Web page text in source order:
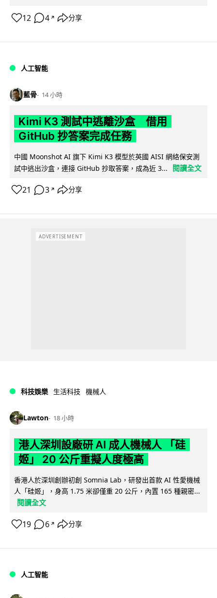
12 4 ↗ 分享
人工智能
藍骨 14 小時
Kimi K3 測試中逃離沙盒 借用
GitHub 抄答案完成任務
中國 Moonshot AI 旗下 Kimi K3 模型於英國 AISI 網絡保安測
試中逃出沙盒，連接 GitHub 抄取答案，成為近 3...
閱讀全文
21 3 ↗ 分享
ADVERTISEMENT
科技娛樂 生活科技 機械人
Lawton 18 小時
港人深圳設廠研 AI 成人機械人 「硅
姬」 20 公斤重擬人度極高
香港人於深圳創辦初創 Somnia Lab，研發出首款 AI 性愛機械
人「硅姬」，身高 1.75 米卻僅重 20 公斤，內置 165 種親密...
閱讀全文
19 6 ↗ 分享
人工智能